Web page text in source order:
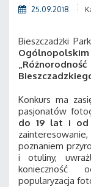
25.09.2018
Bieszczadzki
Konkurs ma
pasjonatów
do 19 lat i od
poznaniem
i otuliny,
konieczność
popularyzacja